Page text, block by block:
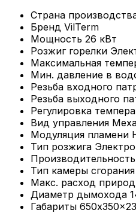
Страна
Бренд VilTerm
Мощность 26 кВт
Розжиг горелки
Максимальная
Мин. давление в
Резьба входного
Резьба выходного
Регулировка
Вид управления
Модуляция пламени
Тип розжига
Производительность
Тип камеры сгорания
Макс. расход
Диаметр дымохода
Габариты